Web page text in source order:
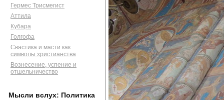
Гермес Трисмегист
Аттила
Кубара
Голгофа
Свастика и масти как
символы христианства
Вознесение, успение и
отшельничество
Мысли вслух: Политика